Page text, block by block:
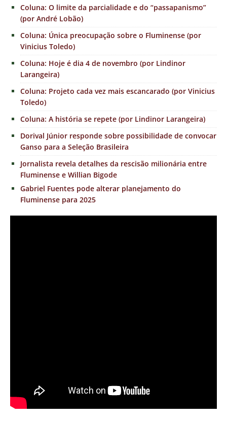
Coluna: O limite da parcialidade e do “passapanismo”
(por André Lobão)
Coluna: Única preocupação sobre o Fluminense (por
Vinicius Toledo)
Coluna: Hoje é dia 4 de novembro (por Lindinor
Larangeira)
Coluna: Projeto cada vez mais escancarado (por Vinicius
Toledo)
Coluna: A história se repete (por Lindinor Larangeira)
Dorival Júnior responde sobre possibilidade de convocar
Ganso para a Seleção Brasileira
Jornalista revela detalhes da rescisão milionária entre
Fluminense e Willian Bigode
Gabriel Fuentes pode alterar planejamento do
Fluminense para 2025